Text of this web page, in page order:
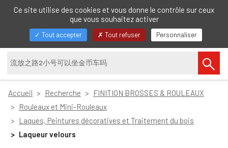
FR
Afficher/masquer
Accueil Recherche
FINITION BROSSES & ROULEAUX
Rouleaux et Mini-Rouleaux
Laques, Peintures décoratives et Traitement du bois
Laqueur velours
Ce site utilise des cookies et vous donne le contrôle sur ceux
que vous souhaitez activer
Tout accepter Tout refuser Personnaliser